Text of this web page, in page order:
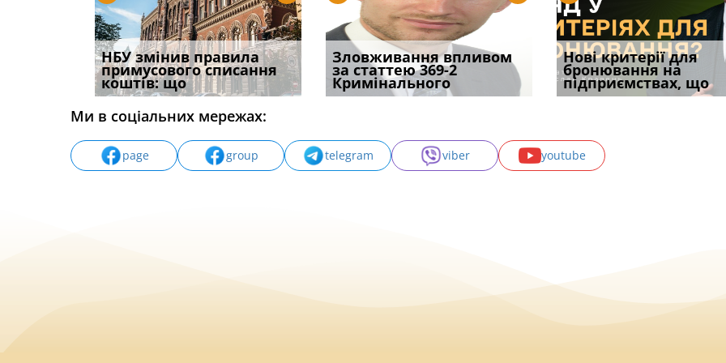
НБУ змінив правила
примусового списання
коштів: що
Якщо суд встановив для
відшкодування шкоди
наявніс
Документи, на яких не
проставляється
апостиль: пер
Водії можуть отримати
компенсацію за
незаконні дії
Зловживання впливом
за статтею 369-2
Кримінального
Переоформлення
відстрочки за іншою
підставою: нов
Кого з юристів замінить
ШІ, а хто зароблятиме
міль
Нові критерії для
бронювання на
підприємствах, що
Восьмий ААС
підтвердив, що
може скас
Ми в соціальних мережах:
page group telegram viber youtube